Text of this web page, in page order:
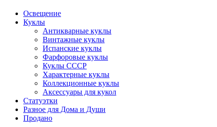
Освещение
Куклы
Антикварные куклы
Винтажные куклы
Испанские куклы
Фарфоровые куклы
Куклы СССР
Характерные куклы
Коллекционные куклы
Аксессуары для кукол
Статуэтки
Разное для Дома и Души
Продано